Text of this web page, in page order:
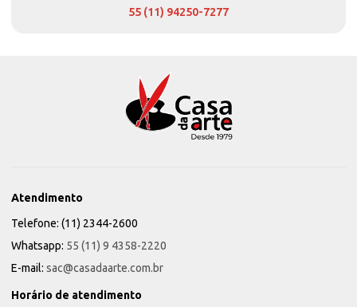
55 (11) 94250-7277
Atendimento
Telefone: (11) 2344-2600
Whatsapp: 55 (11) 9 4358-2220
E-mail: sac@casadaarte.com.br
Horário de atendimento